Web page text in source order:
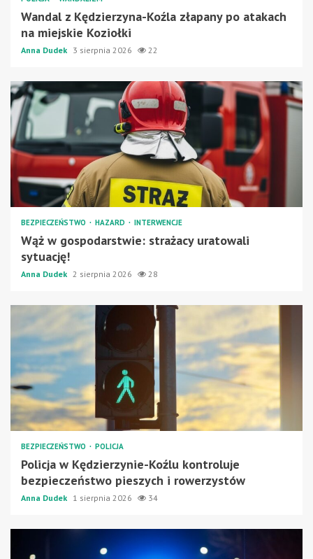
Wandal z Kędzierzyna-Koźla złapany po atakach
na miejskie Koziołki
Anna Dudek 3 sierpnia 2026 22
BEZPIECZEŃSTWO HAZARD INTERWENCJE
Wąż w gospodarstwie: strażacy uratowali
sytuację!
Anna Dudek 2 sierpnia 2026 28
BEZPIECZEŃSTWO POLICJA
Policja w Kędzierzynie-Koźlu kontroluje
bezpieczeństwo pieszych i rowerzystów
Anna Dudek 1 sierpnia 2026 34